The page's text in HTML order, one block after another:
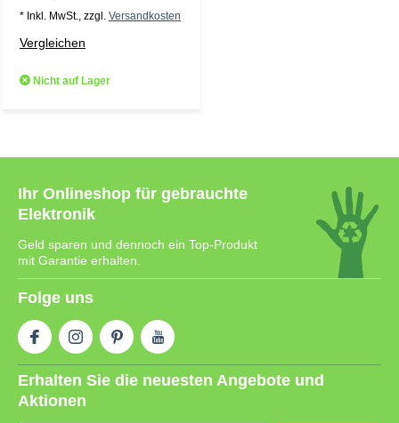
* Inkl. MwSt., zzgl. Versandkosten
Vergleichen
Nicht auf Lager
Ihr Onlineshop für gebrauchte
Elektronik
Geld sparen und dennoch ein Top-Produkt
mit Garantie erhalten.
Folge uns
Erhalten Sie die neuesten Angebote und
Aktionen